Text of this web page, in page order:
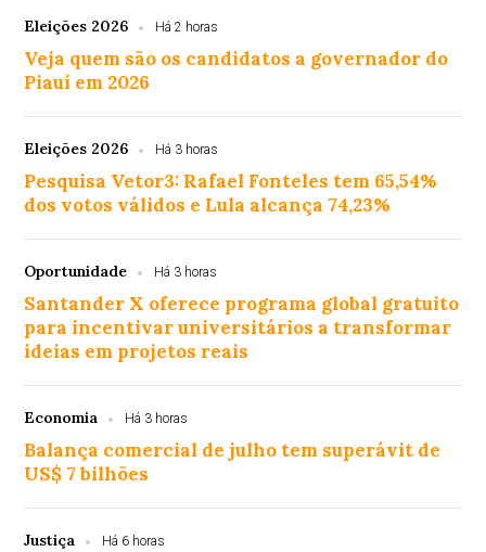
Eleições 2026 Há 2 horas
Veja quem são os candidatos a governador do
Piauí em 2026
Eleições 2026 Há 3 horas
Pesquisa Vetor3: Rafael Fonteles tem 65,54%
dos votos válidos e Lula alcança 74,23%
Oportunidade Há 3 horas
Santander X oferece programa global gratuito
para incentivar universitários a transformar
ideias em projetos reais
Economia Há 3 horas
Balança comercial de julho tem superávit de
US$ 7 bilhões
Justiça Há 6 horas